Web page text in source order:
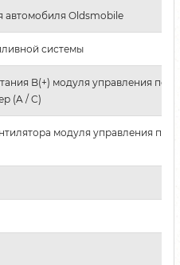
автомобиля Oldsmobile
системы
B(+) модуля управления
(A / C)
модуля управления